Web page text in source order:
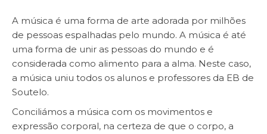
A música é uma forma de arte adorada por milhões
de pessoas espalhadas pelo mundo. A música é até
uma forma de unir as pessoas do mundo e é
considerada como alimento para a alma. Neste caso,
a música uniu todos os alunos e professores da EB de
Soutelo.
Conciliámos a música com os movimentos e
expressão corporal, na certeza de que o corpo, a